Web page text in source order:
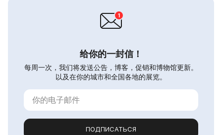
给你的一封信！
每周一次，我们将发送公告，博客，促销和博物馆更新。
以及在你的城市和全国各地的展览。
ПОДПИСАТЬСЯ